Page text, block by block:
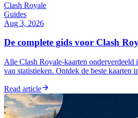
Clash Royale
Guides
Aug 3, 2026
De complete gids voor Clash
Alle Clash Royale-kaarten onderverdeeld
van statistieken. Ontdek de beste kaarten
Read article